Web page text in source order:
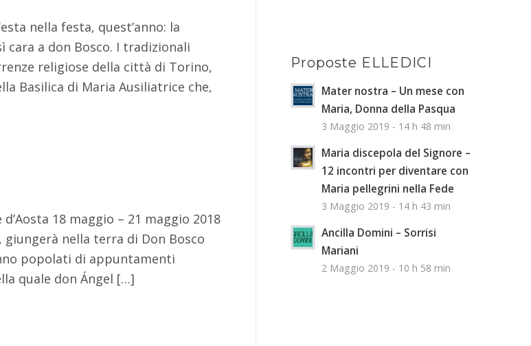
nella festa, quest’anno: la
cara a don Bosco. I tradizionali
religiose della città di Torino,
Basilica di Maria Ausiliatrice che,
18 maggio – 21 maggio 2018
giungerà nella terra di Don Bosco
popolati di appuntamenti
quale don Ángel […]
Proposte ELLEDICI
Mater nostra – Un mese con
Maria, Donna della Pasqua
3 Maggio 2019 - 14 h 48 min
Maria discepola del Signore –
12 incontri per diventare con
Maria pellegrini nella Fede
3 Maggio 2019 - 14 h 43 min
Ancilla Domini – Sorrisi
Mariani
2 Maggio 2019 - 10 h 58 min